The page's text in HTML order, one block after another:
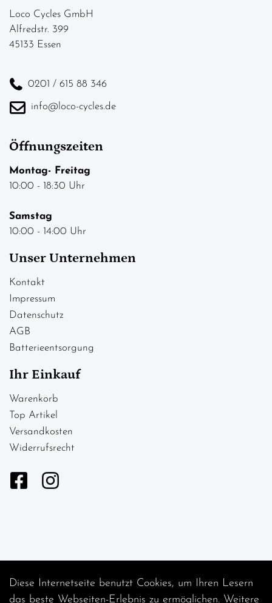
Loco Cycles GmbH
Alfredstr. 399
45133 Essen
0201 / 615 88 346
info@loco-cycles.de
Öffnungszeiten
Montag- Freitag
10:00 - 18:30 Uhr
Samstag
10:00 - 14:00 Uhr
Unser Unternehmen
Kontakt
Impressum
Datenschutz
AGB
Batterieentsorgung
Ihr Einkauf
Warenkorb
Top Artikel
Versandkosten
Widerrufsrecht
Diese Internetseite benutzt Cookies, um Ihren Lesern
das beste Webseiten-Erlebnis zu ermöglichen. Weitere
Auftrag widerrufen